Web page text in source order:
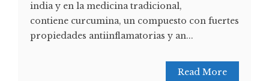
india y en la medicina tradicional,
contiene curcumina, un compuesto con fuertes
propiedades antiinflamatorias y an...
Read More